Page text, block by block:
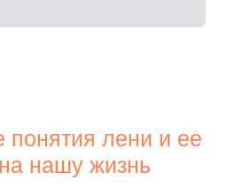
понятия лени и ее
нашу жизнь